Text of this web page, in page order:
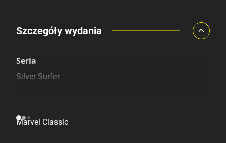
Porównaj ceny
Szczegóły wydania
Seria
Silver Surfer
Marvel Classic